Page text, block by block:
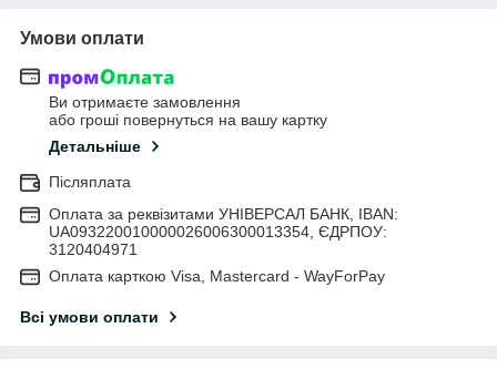
Умови оплати
Ви отримаєте замовлення
або гроші повернуться на вашу картку
Детальніше
Післяплата
Оплата за реквізитами УНІВЕРСАЛ БАНК, IBAN:
UA093220010000026006300013354, ЄДРПОУ:
3120404971
Оплата карткою Visa, Mastercard - WayForPay
Всі умови оплати